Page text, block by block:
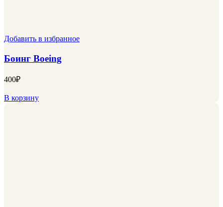
Добавить в избранное
Боинг Boeing
400₽
В корзину